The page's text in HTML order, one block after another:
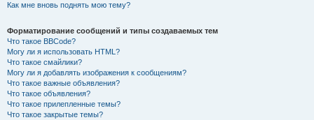
Как мне вновь поднять мою тему?
Форматирование сообщений и типы создаваемых тем
Что такое BBCode?
Могу ли я использовать HTML?
Что такое смайлики?
Могу ли я добавлять изображения к сообщениям?
Что такое важные объявления?
Что такое объявления?
Что такое прилепленные темы?
Что такое закрытые темы?